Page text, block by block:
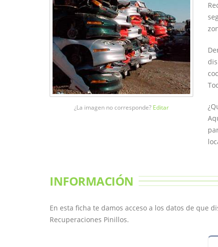
¿La imagen no corresponde? Editar
INFORMACIÓN
En esta ficha te damos acceso a los datos de que
Recuperaciones Pinillos.